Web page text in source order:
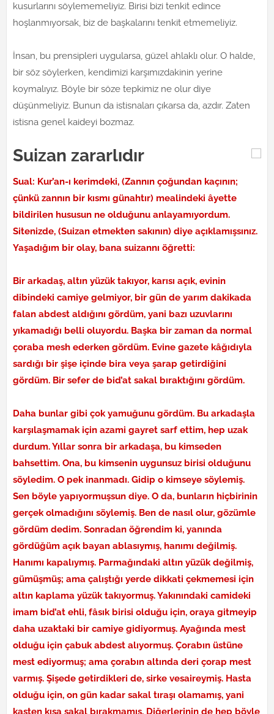
kusurlarını söylememeliyiz. Birisi bizi tenkit edince
hoşlanmıyorsak, biz de başkalarını tenkit etmemeliyiz.
İnsan, bu prensipleri uygularsa, güzel ahlaklı olur. O halde,
bir söz söylerken, kendimizi karşımızdakinin yerine
koymalıyız. Böyle bir söze tepkimiz ne olur diye
düşünmeliyiz. Bunun da istisnaları çıkarsa da, azdır. Zaten
istisna genel kaideyi bozmaz.
Suizan zararlıdır
Sual: Kur’an-ı kerimdeki, (Zannın çoğundan kaçının;
çünkü zannın bir kısmı günahtır) mealindeki âyette
bildirilen hususun ne olduğunu anlayamıyordum.
Sitenizde, (Suizan etmekten sakının) diye açıklamışsınız.
Yaşadığım bir olay, bana suizannı öğretti:
Bir arkadaş, altın yüzük takıyor, karısı açık, evinin
dibindeki camiye gelmiyor, bir gün de yarım dakikada
falan abdest aldığını gördüm, yani bazı uzuvlarını
yıkamadığı belli oluyordu. Başka bir zaman da normal
çoraba mesh ederken gördüm. Evine gazete kâğıdıyla
sardığı bir şişe içinde bira veya şarap getirdiğini
gördüm. Bir sefer de bid’at sakal bıraktığını gördüm.
Daha bunlar gibi çok yamuğunu gördüm. Bu arkadaşla
karşılaşmamak için azami gayret sarf ettim, hep uzak
durdum. Yıllar sonra bir arkadaşa, bu kimseden
bahsettim. Ona, bu kimsenin uygunsuz birisi olduğunu
söyledim. O pek inanmadı. Gidip o kimseye söylemiş.
Sen böyle yapıyormuşsun diye. O da, bunların hiçbirinin
gerçek olmadığını söylemiş. Ben de nasıl olur, gözümle
gördüm dedim. Sonradan öğrendim ki, yanında
gördüğüm açık bayan ablasıymış, hanımı değilmiş.
Hanımı kapalıymış. Parmağındaki altın yüzük değilmiş,
gümüşmüş; ama çalıştığı yerde dikkati çekmemesi için
altın kaplama yüzük takıyormuş. Yakınındaki camideki
imam bid’at ehli, fâsık birisi olduğu için, oraya gitmeyip
daha uzaktaki bir camiye gidiyormuş. Ayağında mest
olduğu için çabuk abdest alıyormuş. Çorabın üstüne
mest ediyormuş; ama çorabın altında deri çorap mest
varmış. Şişede getirdikleri de, sirke vesaireymiş. Hasta
olduğu için, on gün kadar sakal tıraşı olamamış, yani